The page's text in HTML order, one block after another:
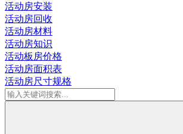
活动房安装
活动房回收
活动房材料
活动房知识
活动板房价格
活动房面积表
活动房尺寸规格